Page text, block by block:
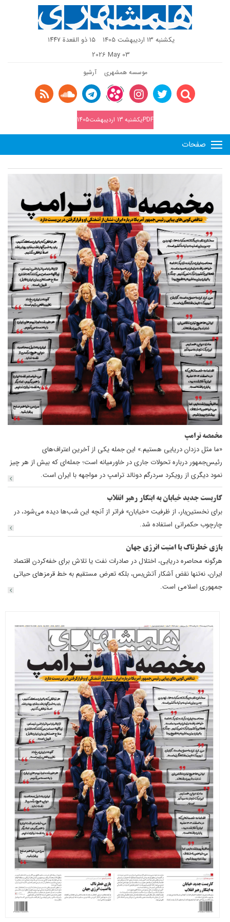
یکشنبه 13 اردیبهشت 1405
١٥ ذو القعدة ١٤٤٧
2026 May 03
موسسه همشهری آرشیو
PDFیکشنبه 13 اردیبهشت1405
صفحات
مخمصه ترامپ
«ما مثل دزدان دریایی هستیم.» این جمله یکی از آخرین اعتراف‌های
رئیس‌جمهور درباره تحولات جاری در خاورمیانه است؛ جمله‌ای که بیش از هر چیز
نمود دیگری از رویکرد سردرگم دونالد ترامپ در مواجهه با ایران است.
کاربست جدید خیابان به ابتکار رهبر انقلاب
برای نخستین‌بار، از ظرفیت «خیابان» فراتر از آنچه این شب‌ها دیده می‌شود، در
چارچوب حکمرانی استفاده شد.
بازی خطرناک با امنیت انرژی جهان
هرگونه محاصره دریایی، اختلال در صادرات نفت یا تلاش برای خفه‌کردن اقتصاد
ایران، نه‌تنها نقض آشکار آتش‌بس، بلکه تعرض مستقیم به خط قرمزهای حیاتی
جمهوری اسلامی است.